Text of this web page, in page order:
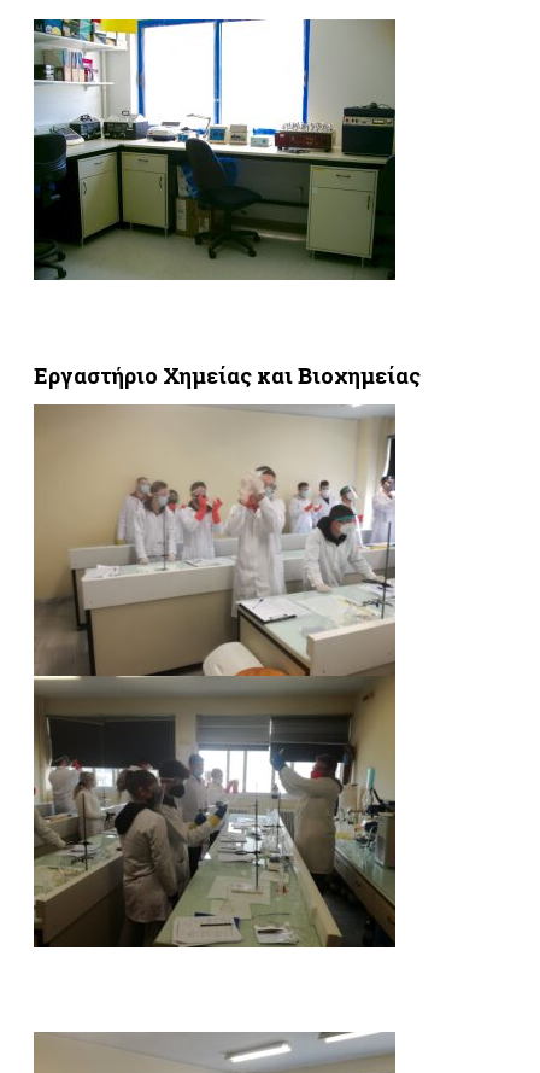
Εργαστήριο Χημείας και Βιοχημείας